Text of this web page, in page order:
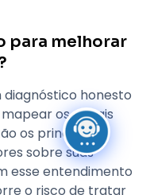
para melhorar
diagnóstico honesto
os canais
os principais
sobre suas
esse entendimento
o risco de tratar